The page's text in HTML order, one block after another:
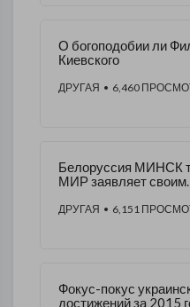
О богоподобии ли
Киевского
ДРУГАЯ • 6,460
Белоруссия МИНСК
МИР заявляет своим
ДРУГАЯ • 6,151
Фокус-покус
достижений за 2015